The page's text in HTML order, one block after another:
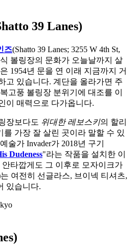
39 Lanes)
즈(Shatto 39 Lanes; 3255 W 4th St,
식 볼링장의 문화가 오늘날까지 살
1954년 문을 연 이래 지금까지 거
고 있습니다. 계단을 올라가면 주
고풍 볼링장 분위기에 대조를 이
이 매력으로 다가옵니다.
장보다도 위대한 레보스키의 할리
가장 잘 살린 곳이라 말할 수 있
술가 Invader가 2018년 구기
Dudeness"라는 작품을 설치한 이
타깝게도 그 이후로 모자이크가
여전히 선글라스, 브이넥 티셔츠,
있습니다.